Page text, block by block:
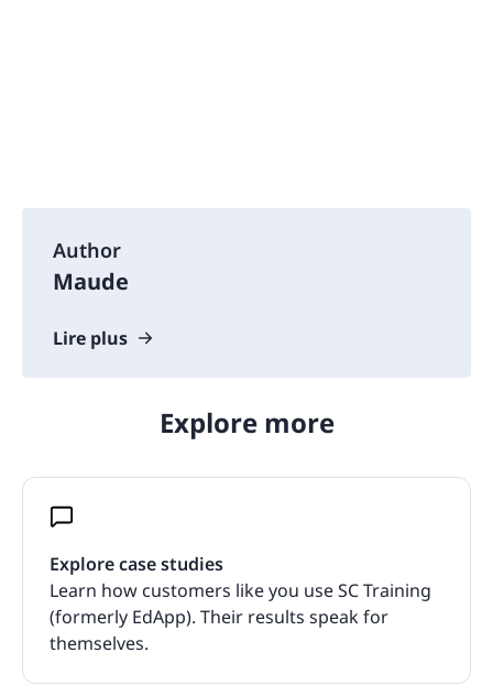
Author
Maude
Lire plus
Explore more
Explore case studies
Learn how customers like you use SC Training
(formerly EdApp). Their results speak for
themselves.